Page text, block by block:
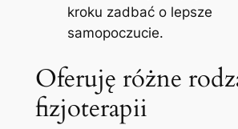
kroku zadbać o lepsze
samopoczucie.
Oferuję różne
fizjoterapii